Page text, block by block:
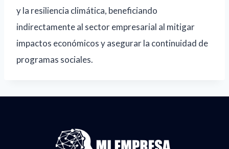
y la resiliencia climática, beneficiando
indirectamente al sector empresarial al mitigar
impactos económicos y asegurar la continuidad de
programas sociales.